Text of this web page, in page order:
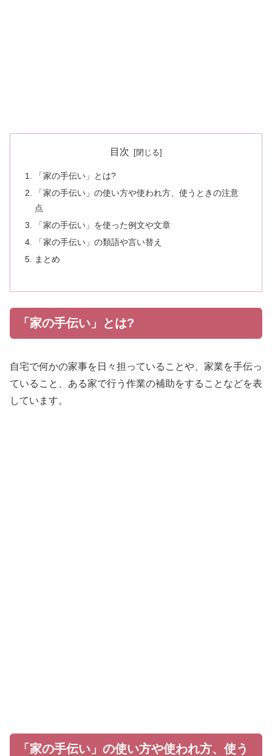
目次
「家の手伝い」とは?
「家の手伝い」の使い方や使われ方、使うときの注意
点
「家の手伝い」を使った例文や文章
「家の手伝い」の類語や言い替え
まとめ
「家の手伝い」とは?
自宅で何かの家事を日々担っていることや、家業を手伝っ
ていること、ある家で行う作業の補助をすることなどを表
しています。
「家の手伝い」の使い方や使われ方、使う